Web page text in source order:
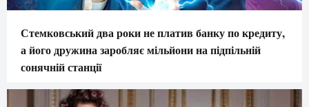
Стемковський два роки не платив банку по кредиту,
а його дружина заробляє мільйони на підпільній
сонячній станції